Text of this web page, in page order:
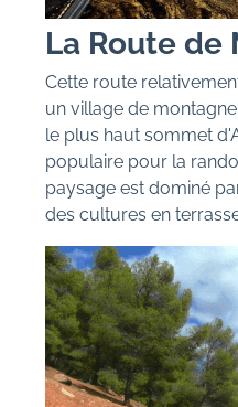
La Route de
Cette route
un village de
le plus haut sommet
populaire pour la
paysage est dominé
des cultures en